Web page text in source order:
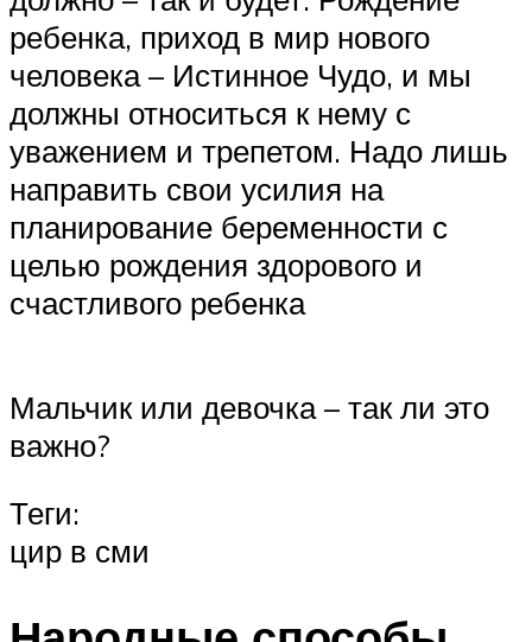
ребенка, приход в мир нового
человека – Истинное Чудо, и мы
должны относиться к нему с
уважением и трепетом. Надо лишь
направить свои усилия на
планирование беременности с
целью рождения здорового и
счастливого ребенка
Мальчик или девочка – так ли это
важно?
Теги:
цир в сми